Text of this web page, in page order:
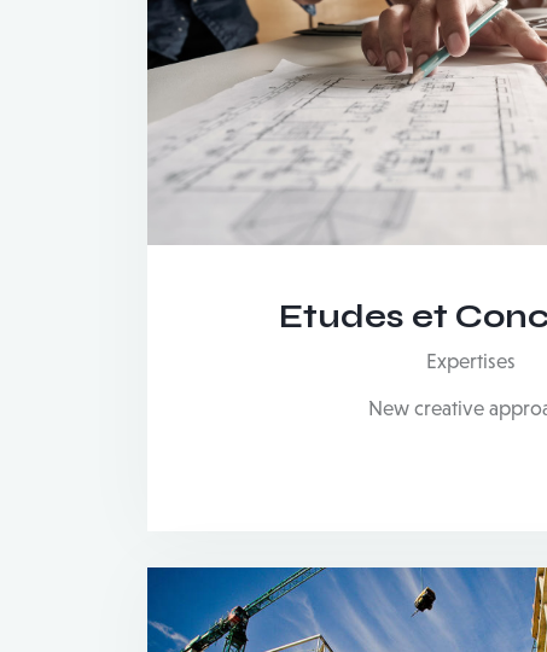
Etudes et
Expertises
New creative